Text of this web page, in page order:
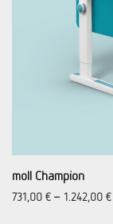
moll Champion
731,00 € – 1.242,00 €